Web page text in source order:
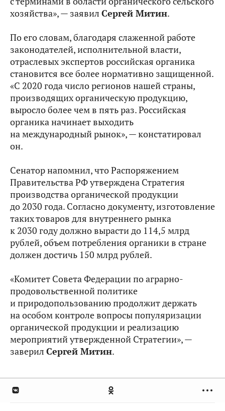
хозяйства», — заявил Сергей Митин.
По его словам, благодаря слаженной работе
законодателей, исполнительной власти,
отраслевых экспертов российская органика
становится все более нормативно защищенной.
«С 2020 года число регионов нашей страны,
производящих органическую продукцию,
выросло более чем в пять раз. Российская
органика начинает выходить
на международный рынок», — констатировал
он.
Сенатор напомнил, что Распоряжением
Правительства РФ утверждена Стратегия
производства органической продукции
до 2030 года. Согласно документу, изготовление
таких товаров для внутреннего рынка
к 2030 году должно вырасти до 114,5 млрд
рублей, объем потребления органики в стране
должен достичь 150 млрд рублей.
«Комитет Совета Федерации по аграрно-
продовольственной политике
и природопользованию продолжит держать
на особом контроле вопросы популяризации
органической продукции и реализацию
мероприятий утвержденной Стратегии», —
заверил Сергей Митин.